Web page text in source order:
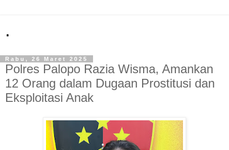
.
Rabu, 26 Maret 2025
Polres Palopo Razia Wisma, Amankan
12 Orang dalam Dugaan Prostitusi dan
Eksploitasi Anak